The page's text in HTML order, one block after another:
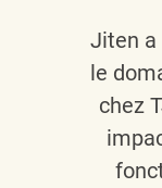
Jiten a
le
chez